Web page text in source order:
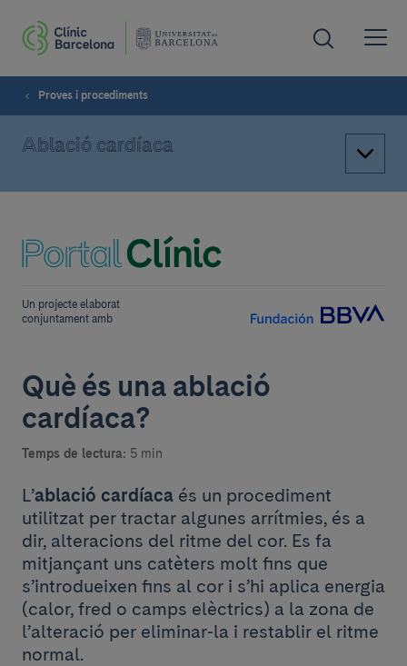
Proves i procediments
Ablació cardíaca
Un projecte elaborat
conjuntament amb
Què és una ablació
cardíaca?
Temps de lectura: 5 min
L’ablació cardíaca és un procediment
utilitzat per tractar algunes arrítmies, és a
dir, alteracions del ritme del cor. Es fa
mitjançant uns catèters molt fins que
s’introdueixen fins al cor i s’hi aplica energia
(calor, fred o camps elèctrics) a la zona de
l’alteració per eliminar-la i restablir el ritme
normal.